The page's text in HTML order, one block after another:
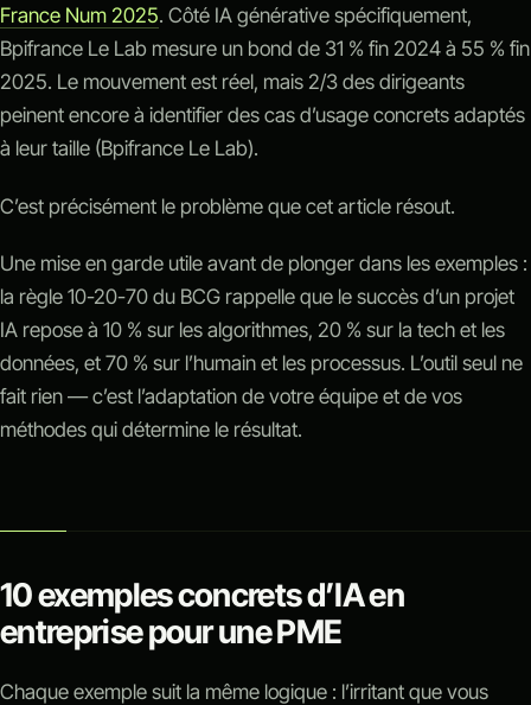
France Num 2025. Côté IA générative spécifiquement,
Bpifrance Le Lab mesure un bond de 31 % fin 2024 à 55 % fin
2025. Le mouvement est réel, mais 2/3 des dirigeants
peinent encore à identifier des cas d’usage concrets adaptés
à leur taille (Bpifrance Le Lab).
C’est précisément le problème que cet article résout.
Une mise en garde utile avant de plonger dans les exemples :
la règle 10-20-70 du BCG rappelle que le succès d’un projet
IA repose à 10 % sur les algorithmes, 20 % sur la tech et les
données, et 70 % sur l’humain et les processus. L’outil seul ne
fait rien — c’est l’adaptation de votre équipe et de vos
méthodes qui détermine le résultat.
10 exemples concrets d’IA en
entreprise pour une PME
Chaque exemple suit la même logique : l’irritant que vous